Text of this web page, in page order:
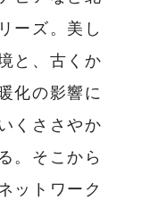
ーズ。美し
と、古くか
化の影響に
くささやか
。そこから
ットワーク